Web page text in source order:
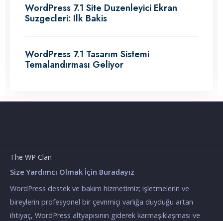
WordPress 7.1 Site Duzenleyici Ekran
Suzgecleri: Ilk Bakis
WordPress 7.1 Tasarım Sistemi
Temalandırması Geliyor
The WP Clan
Size Yardımcı Olmak İçin Buradayız
WordPress destek ve bakım hizmetimiz; işletmelerin ve
bireylerin profesyonel bir çevrimiçi varlığa duyduğu artan
ihtiyaç, WordPress altyapısının giderek karmaşıklaşması ve